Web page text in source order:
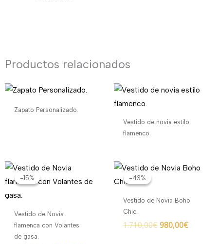
Productos relacionados
Zapato Personalizado.
Vestido de novia estilo
flamenco.
-15%
-15%
Vestido de Novia
flamenca con Volantes
de gasa.
El
original
actual
-43%
-43%
Vestido de Novia Boho
Chic.
1.710,00€
El
1.710,00€.
980,00€
El
980,00€.